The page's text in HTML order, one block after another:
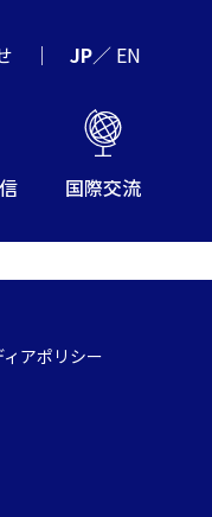
国際交流
JP／ EN
アポリシー